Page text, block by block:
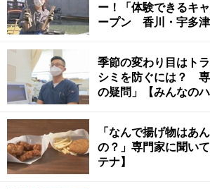
ー！「体験できるキ
ープン 香川・宇多
季節の変わり目はト
シミを防ぐには？
の疑問」【みんなのハ
「なんで揚げ物はあ
の？」専門家に聞い
テナ】